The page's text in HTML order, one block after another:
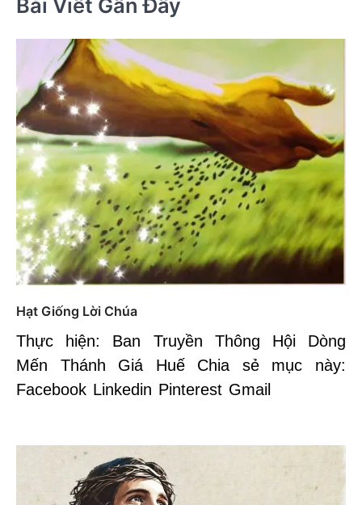
Bài Viết Gần Đây
Hạt Giống Lời Chúa
Thực hiện: Ban Truyền Thông Hội Dòng
Mến Thánh Giá Huế Chia sẻ mục này:
Facebook Linkedin Pinterest Gmail